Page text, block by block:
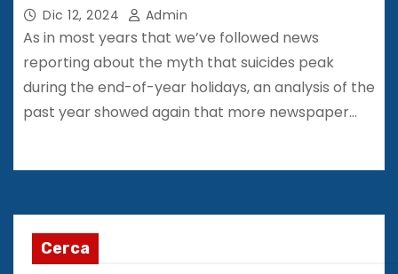
Dic 12, 2024 Admin
As in most years that we’ve followed news
reporting about the myth that suicides peak
during the end-of-year holidays, an analysis of the
past year showed again that more newspaper…
Cerca